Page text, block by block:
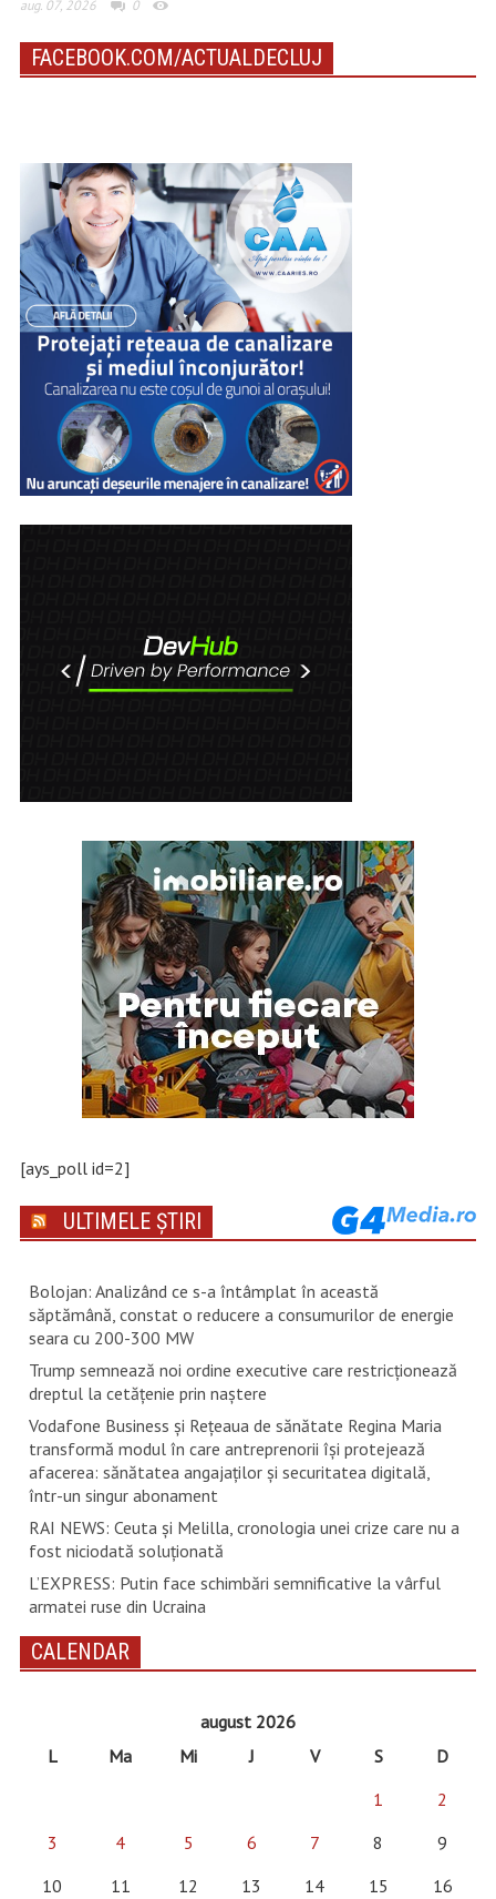
aug. 07, 2026 0
FACEBOOK.COM/ACTUALDECLUJ
[ays_poll id=2]
ULTIMELE ȘTIRI
Bolojan: Analizând ce s-a întâmplat în această
săptămână, constat o reducere a consumurilor de energie
seara cu 200-300 MW
Trump semnează noi ordine executive care restricţionează
dreptul la cetăţenie prin naştere
Vodafone Business și Rețeaua de sănătate Regina Maria
transformă modul în care antreprenorii își protejează
afacerea: sănătatea angajaților și securitatea digitală,
într-un singur abonament
RAI NEWS: Ceuta și Melilla, cronologia unei crize care nu a
fost niciodată soluționată
L’EXPRESS: Putin face schimbări semnificative la vârful
armatei ruse din Ucraina
CALENDAR
august 2026
L
Ma Mi J V S
D
1
2
3
4 5 6 7 8
9
10
11 12 13 14 15
16